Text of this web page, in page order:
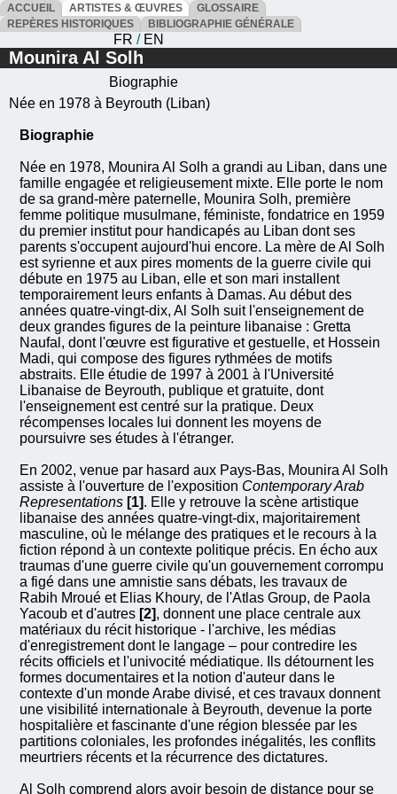
ACCUEIL ARTISTES & ŒUVRES
GLOSSAIRE
REPÈRES HISTORIQUES
BIBLIOGRAPHIE GÉNÉRALE
FR / EN
Mounira Al Solh